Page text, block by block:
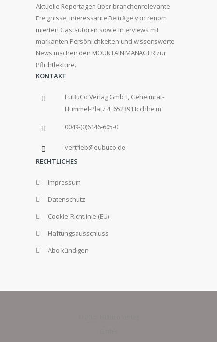
Aktuelle Reportagen über branchenrelevante
Ereignisse, interessante Beiträge von renom
mierten Gastautoren sowie Interviews mit
markanten Persönlichkeiten und wissenswerte
News machen den MOUNTAIN MANAGER zur
Pflichtlektüre.
KONTAKT
EuBuCo Verlag GmbH, Geheimrat-
Hummel-Platz 4, 65239 Hochheim
0049-(0)6146-605-0
vertrieb@eubuco.de
RECHTLICHES
Impressum
Datenschutz
Cookie-Richtlinie (EU)
Haftungsausschluss
Abo kündigen